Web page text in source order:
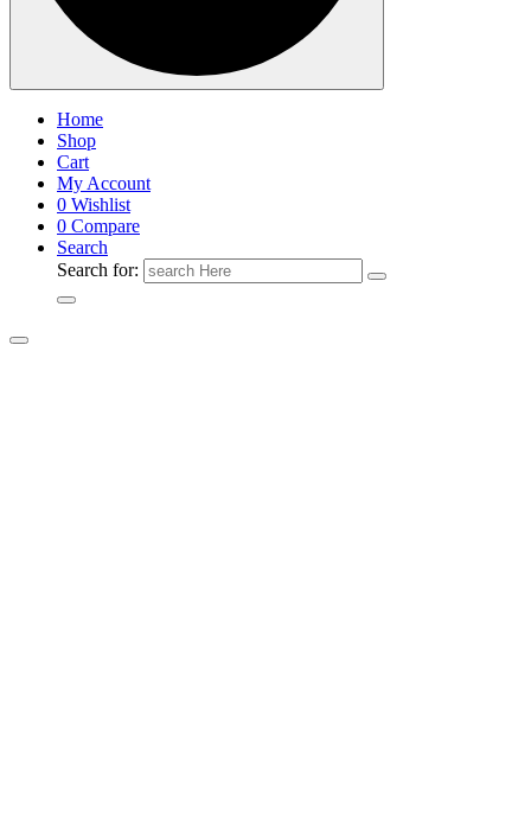
Home
Shop
Cart
My Account
0 Wishlist
0 Compare
Search
Search for: